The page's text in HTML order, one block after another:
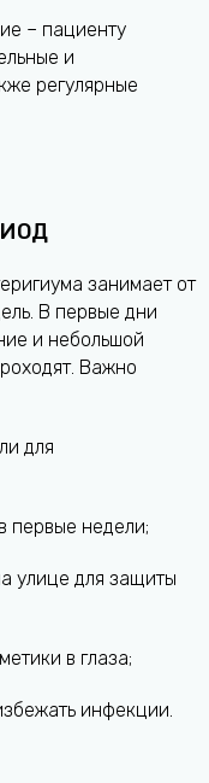
– пациенту
и
регулярные
занимает от
В первые дни
и небольшой
Важно
для
первые недели;
улице для защиты
в глаза;
инфекции.